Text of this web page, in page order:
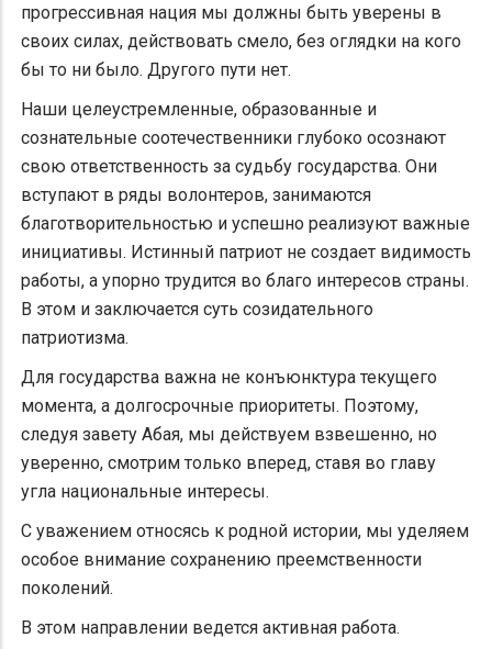
прогрессивная нация мы должны быть уверены в
своих силах, действовать смело, без оглядки на кого
бы то ни было. Другого пути нет.
Наши целеустремленные, образованные и
сознательные соотечественники глубоко осознают
свою ответственность за судьбу государства. Они
вступают в ряды волонтеров, занимаются
благотворительностью и успешно реализуют важные
инициативы. Истинный патриот не создает видимость
работы, а упорно трудится во благо интересов страны.
В этом и заключается суть созидательного
патриотизма.
Для государства важна не конъюнктура текущего
момента, а долгосрочные приоритеты. Поэтому,
следуя завету Абая, мы действуем взвешенно, но
уверенно, смотрим только вперед, ставя во главу
угла национальные интересы.
С уважением относясь к родной истории, мы уделяем
особое внимание сохранению преемственности
поколений.
В этом направлении ведется активная работа.